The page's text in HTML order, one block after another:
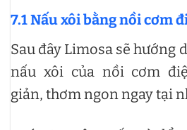
7.1 Nấu xôi bằng nồi cơm
Sau đây Limosa sẽ hướng
nấu xôi của nồi cơm
giản, thơm ngon ngay tại